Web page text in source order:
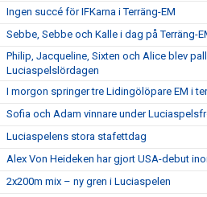
Ingen succé för IFKarna i Terräng-EM
Sebbe, Sebbe och Kalle i dag på Terräng-
Philip, Jacqueline, Sixten och Alice blev
Luciaspelslördagen
I morgon springer tre Lidingölöpare EM i
Sofia och Adam vinnare under
Luciaspelens stora stafettdag
Alex Von Heideken har gjort USA-debut
2x200m mix – ny gren i Luciaspelen